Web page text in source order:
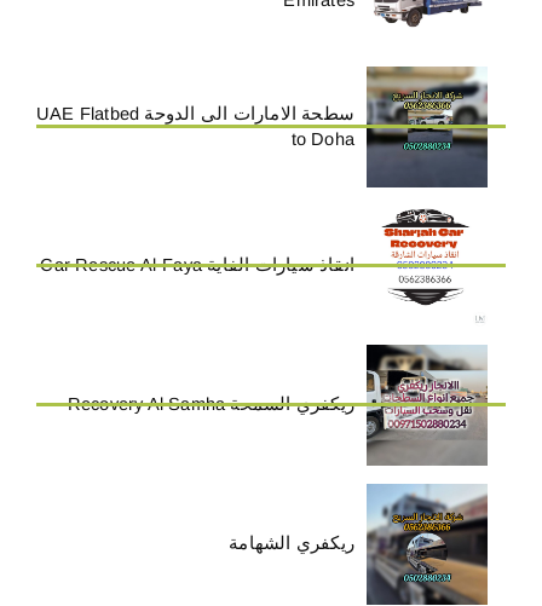
سطحة الامارات الى الدوحة UAE Flatbed
to Doha
انقاذ سيارات الفاية Car Rescue Al-Faya
ريكفري السمحة Recovery Al Samha
ريكفري الشهامة